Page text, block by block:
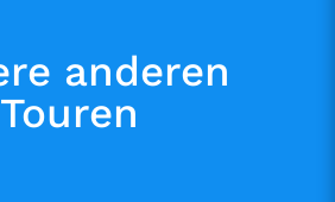
anderen
Touren